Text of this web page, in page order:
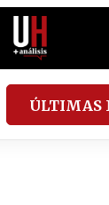
ÚLTIMAS